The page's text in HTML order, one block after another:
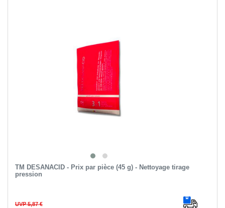
TM DESANACID - Prix par pièce (45 g) - Nettoyage tirage
pression
UVP 5,87 €